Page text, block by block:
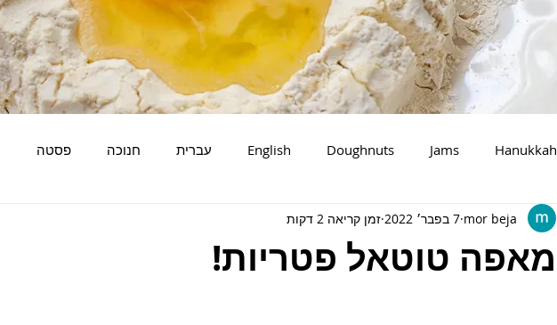
Hanukkah
Jams
Doughnuts
English עברית חנוכה פסטה
צמחוני בשר דגים סלטים
מאפה טוטאל פטריות!
mor beja 7 בפבר׳ 2022 זמן קריאה 2 דקות